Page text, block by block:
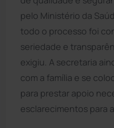
pelo Ministério da
todo o processo foi
seriedade e
exigiu. A secretaria
com a família e se
para prestar apoio
esclarecimentos para